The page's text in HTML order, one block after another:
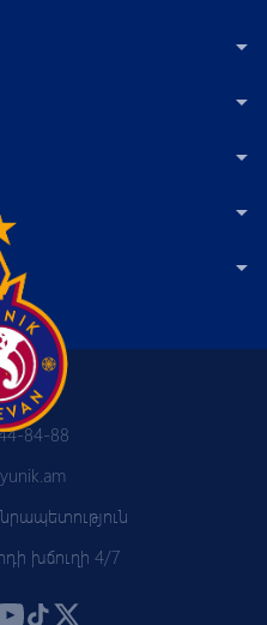
84-88
խճուղի 4/7